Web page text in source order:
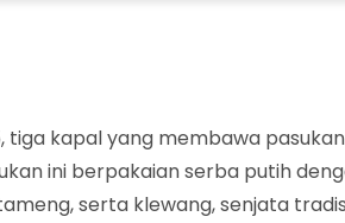
tiga kapal yang membawa
ini berpakaian serba putih
serta klewang, senjata